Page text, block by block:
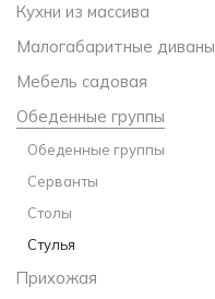
Кухни из массива
Малогабаритные диваны
Мебель садовая
Обеденные группы
Обеденные группы
Серванты
Столы
Стулья
Прихожая